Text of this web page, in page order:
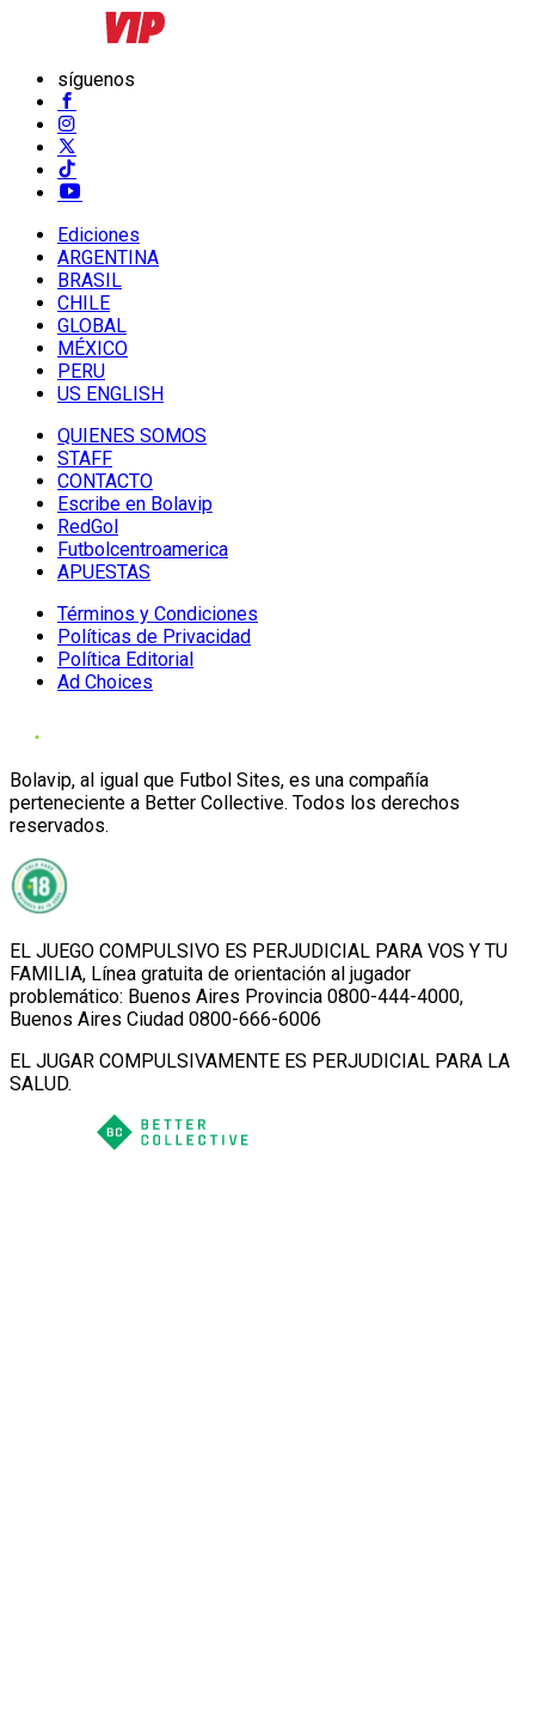
síguenos
Ediciones
ARGENTINA
BRASIL
CHILE
GLOBAL
MÉXICO
PERU
US ENGLISH
QUIENES SOMOS
STAFF
CONTACTO
Escribe en Bolavip
RedGol
Futbolcentroamerica
APUESTAS
Términos y Condiciones
Políticas de Privacidad
Política Editorial
Ad Choices
Bolavip, al igual que Futbol Sites, es una compañía
perteneciente a Better Collective. Todos los derechos
reservados.
EL JUEGO COMPULSIVO ES PERJUDICIAL PARA VOS Y TU
FAMILIA, Línea gratuita de orientación al jugador
problemático: Buenos Aires Provincia 0800-444-4000,
Buenos Aires Ciudad 0800-666-6006
EL JUGAR COMPULSIVAMENTE ES PERJUDICIAL PARA LA
SALUD.